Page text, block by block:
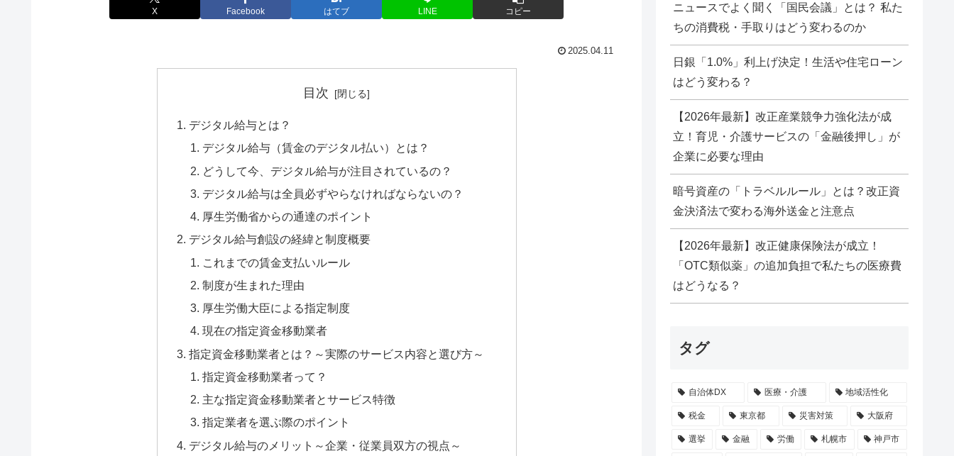
X Facebook はてブ LINE コピー
2025.04.11
目次
デジタル給与とは？
デジタル給与（賃金のデジタル払い）とは？
どうして今、デジタル給与が注目されているの？
デジタル給与は全員必ずやらなければならないの？
厚生労働省からの通達のポイント
デジタル給与創設の経緯と制度概要
これまでの賃金支払いルール
制度が生まれた理由
厚生労働大臣による指定制度
現在の指定資金移動業者
指定資金移動業者とは？～実際のサービス内容と選び方～
指定資金移動業者って？
主な指定資金移動業者とサービス特徴
指定業者を選ぶ際のポイント
デジタル給与のメリット～企業・従業員双方の視点～
ニュースでよく聞く「国民会議」とは？ 私た
ちの消費税・手取りはどう変わるのか
日銀「1.0%」利上げ決定！生活や住宅ローン
はどう変わる？
【2026年最新】改正産業競争力強化法が成
立！育児・介護サービスの「金融後押し」が
企業に必要な理由
暗号資産の「トラベルルール」とは？改正資
金決済法で変わる海外送金と注意点
【2026年最新】改正健康保険法が成立！
「OTC類似薬」の追加負担で私たちの医療費
はどうなる？
タグ
自治体DX 医療・介護 地域活性化
税金 東京都 災害対策 大阪府
選挙 金融 労働 札幌市 神戸市